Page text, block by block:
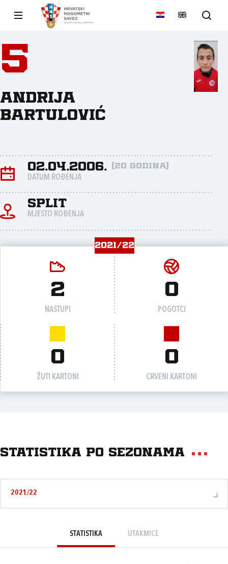
5
Andrija
Bartulović
02.04.2006. (20 godina)
DATUM ROĐENJA
Split
MJESTO ROĐENJA
2021/22
2
NASTUPI
0
POGOTCI
0
ŽUTI KARTONI
0
CRVENI KARTONI
Statistika po sezonama
2021/22
STATISTIKA UTAKMICE